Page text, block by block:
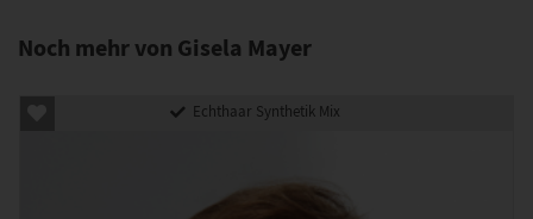
Noch mehr von Gisela Mayer
Echthaar Synthetik Mix